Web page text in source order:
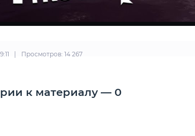
Просмотров: 14 267
к материалу — 0